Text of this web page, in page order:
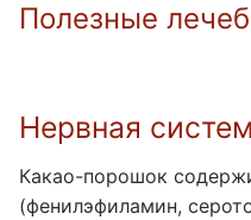
Полезные
Нервная
Какао-порошок
(фенилэфиламин,